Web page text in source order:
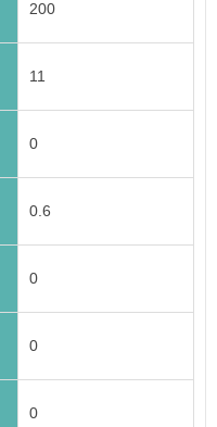
200
11
0
0.6
0
0
0